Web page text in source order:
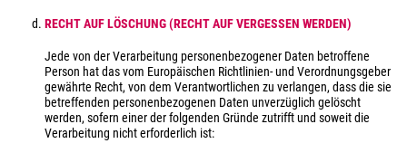
RECHT AUF LÖSCHUNG (RECHT AUF VERGESSEN WERDEN)
Jede von der Verarbeitung personenbezogener Daten betroffene
Person hat das vom Europäischen Richtlinien- und Verordnungsgeber
gewährte Recht, von dem Verantwortlichen zu verlangen, dass die sie
betreffenden personenbezogenen Daten unverzüglich gelöscht
werden, sofern einer der folgenden Gründe zutrifft und soweit die
Verarbeitung nicht erforderlich ist: